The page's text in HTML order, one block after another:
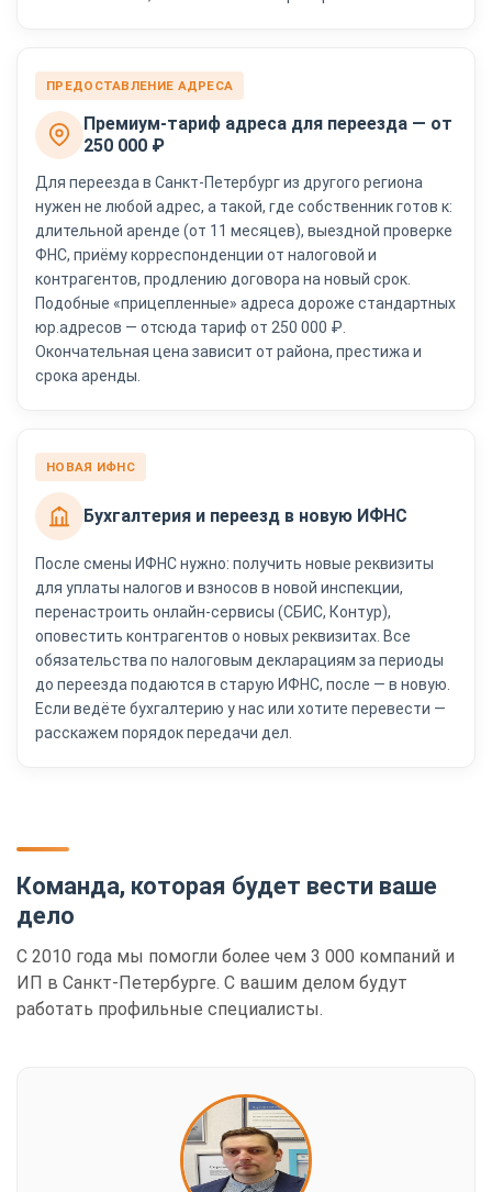
ПРЕДОСТАВЛЕНИЕ АДРЕСА
Премиум-тариф адреса для переезда — от
250 000 ₽
Для переезда в Санкт-Петербург из другого региона
нужен не любой адрес, а такой, где собственник готов к:
длительной аренде (от 11 месяцев), выездной проверке
ФНС, приёму корреспонденции от налоговой и
контрагентов, продлению договора на новый срок.
Подобные «прицепленные» адреса дороже стандартных
юр.адресов — отсюда тариф от 250 000 ₽.
Окончательная цена зависит от района, престижа и
срока аренды.
НОВАЯ ИФНС
Бухгалтерия и переезд в новую ИФНС
После смены ИФНС нужно: получить новые реквизиты
для уплаты налогов и взносов в новой инспекции,
перенастроить онлайн-сервисы (СБИС, Контур),
оповестить контрагентов о новых реквизитах. Все
обязательства по налоговым декларациям за периоды
до переезда подаются в старую ИФНС, после — в новую.
Если ведёте бухгалтерию у нас или хотите перевести —
расскажем порядок передачи дел.
Команда, которая будет вести ваше
дело
С 2010 года мы помогли более чем 3 000 компаний и
ИП в Санкт-Петербурге. С вашим делом будут
работать профильные специалисты.